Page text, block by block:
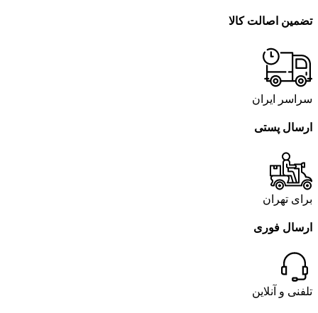
تضمین اصالت کالا
سراسر ایران
ارسال پستی
برای تهران
ارسال فوری
تلفنی و آنلاین